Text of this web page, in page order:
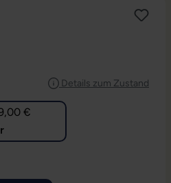
Details zum Zustand
€